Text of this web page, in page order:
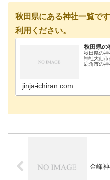
秋田県にある神社一覧で
利用ください。
秋田県の
秋田県の神
神社大仙市
鹿角市の神
jinja-ichiran.com
金峰